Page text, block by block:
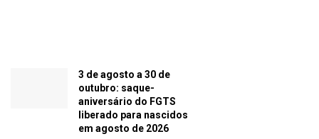
3 de agosto a 30 de
outubro: saque-
aniversário do FGTS
liberado para nascidos
em agosto de 2026